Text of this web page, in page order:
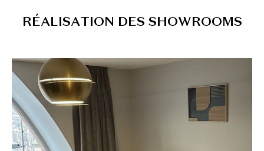
RÉALISATION DES SHOWROOMS